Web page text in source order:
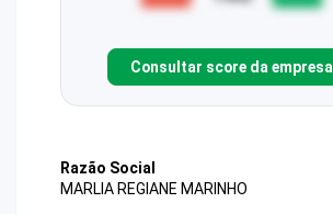
Consultar score da empresa
Razão Social
MARLIA REGIANE MARINHO